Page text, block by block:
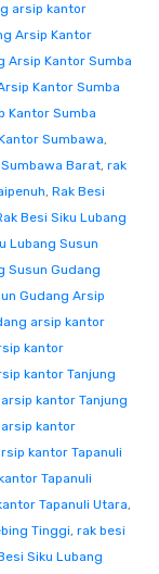
arsip kantor
Arsip Kantor
Arsip Kantor Sumba
Kantor Sumba
Kantor Sumba
Sumbawa,
Barat, rak
, Rak Besi
Besi Siku Lubang
Lubang Susun
Susun Gudang
Gudang Arsip
arsip kantor
kantor
kantor Tanjung
kantor Tanjung
kantor
kantor Tapanuli
Tapanuli
Tapanuli Utara,
Tinggi, rak besi
Siku Lubang